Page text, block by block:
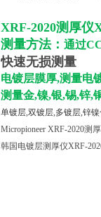
XRF-2020测厚仪
测量方法： 通过
快速无损测量
电镀层膜厚,测量电
测量金,镍,银,锡,锌,
单镀层,双镀层,多镀层,锌
Micropioneer XRF-2020测
韩国电镀层测厚仪XRF-